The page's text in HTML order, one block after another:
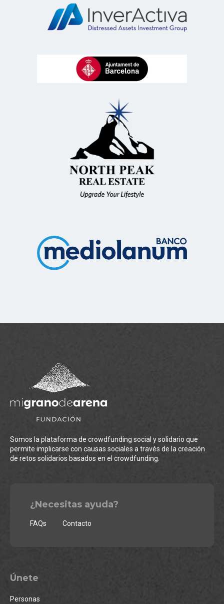
Somos la plataforma de crowdfunding social y solidario que
permite implicarse con causas sociales a través de la creación
de retos solidarios basados en el crowdfunding.
¿Necesitas ayuda?
FAQs Contacto
Únete
Personas